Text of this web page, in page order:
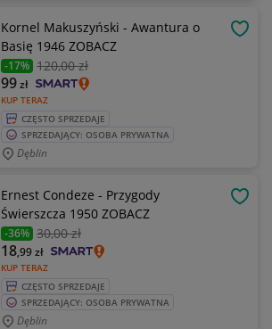
Kornel Makuszyński - Awantura o
Basię 1946 ZOBACZ
-17% 120,00 zł
KUP TERAZ
99zł
CZĘSTO SPRZEDAJE
SPRZEDAJĄCY: OSOBA PRYWATNA
Dęblin
Ernest Condeze - Przygody
Świerszcza 1950 ZOBACZ
-36% 30,00 zł
KUP TERAZ
18,99zł
CZĘSTO SPRZEDAJE
SPRZEDAJĄCY: OSOBA PRYWATNA
Dęblin